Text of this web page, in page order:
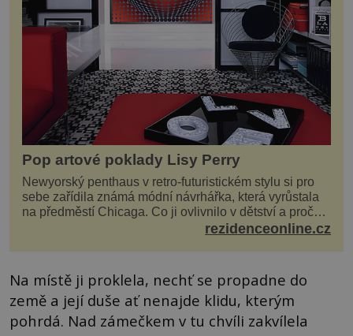
Pop artové poklady Lisy Perry
Newyorský penthaus v retro-futuristickém stylu si pro
sebe zařídila známá módní návrhářka, která vyrůstala
na předměstí Chicaga. Co ji ovlivnilo v dětství a proč
vypadá její domov právě takto? Interié...rezidenceonline.cz
Na místě ji proklela, nechť se propadne do
země a její duše ať nenajde klidu, kterým
pohrdá. Nad zámečkem v tu chvíli zakvílela